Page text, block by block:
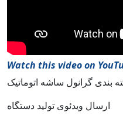
Watch this video on
بندی گرانول ساشه اتوماتیک
ارسال ویدئوی تولید دستگاه